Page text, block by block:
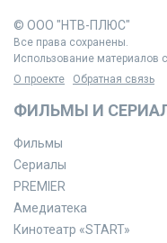
© ООО "НТВ-ПЛЮС"
Все права сохранены.
Использование материалов
О проекте
Обратная связь
ФИЛЬМЫ И
Фильмы
Сериалы
PREMIER
Амедиатека
Кинотеатр «START»